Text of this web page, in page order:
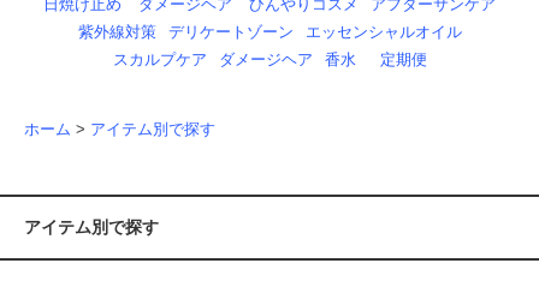
日焼け止め ダメージヘア ひんやりコスメ
アフターサンケア
紫外線対策
デリケートゾーン
エッセンシャルオイル
スカルプケア
ダメージヘア 香水 定期便
ホーム > アイテム別で探す
アイテム別で探す